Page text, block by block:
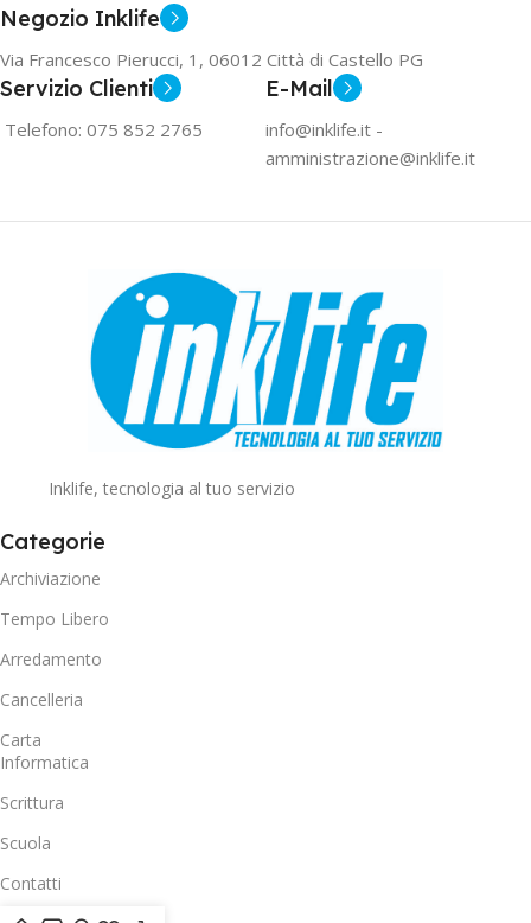
Negozio Inklife
Via Francesco Pierucci, 1, 06012 Città di Castello PG
Servizio Clienti
Telefono: 075 852 2765
E-Mail
info@inklife.it -
amministrazione@inklife.it
Inklife, tecnologia al tuo servizio
Categorie
Archiviazione
Tempo Libero
Arredamento
Cancelleria
Carta
Informatica
Scrittura
Scuola
Contatti